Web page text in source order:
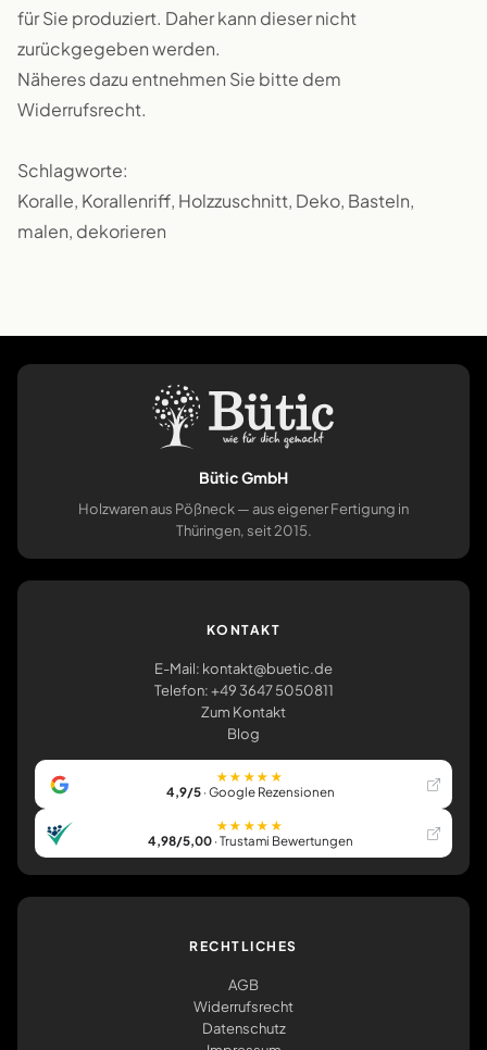
für Sie produziert. Daher kann dieser nicht
zurückgegeben werden.
Näheres dazu entnehmen Sie bitte dem
Widerrufsrecht.
Schlagworte:
Koralle, Korallenriff, Holzzuschnitt, Deko, Basteln,
malen, dekorieren
Bütic GmbH
Holzwaren aus Pößneck — aus eigener Fertigung in
Thüringen, seit 2015.
KONTAKT
E-Mail: kontakt@buetic.de
Telefon: +49 3647 5050811
Zum Kontakt
Blog
★★★★★
4,9/5· Google Rezensionen
★★★★★
4,98/5,00· Trustami Bewertungen
RECHTLICHES
AGB
Widerrufsrecht
Datenschutz